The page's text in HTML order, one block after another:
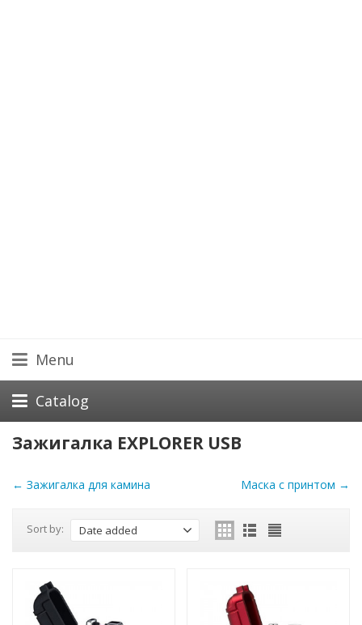
Menu
Catalog
Зажигалка EXPLORER USB
Маска с принтом →
← Зажигалка для камина
Sort by: Date added